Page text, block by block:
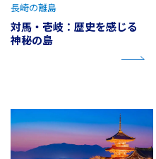
対馬・壱岐：歴史を感じる
神秘の島
長崎の離島